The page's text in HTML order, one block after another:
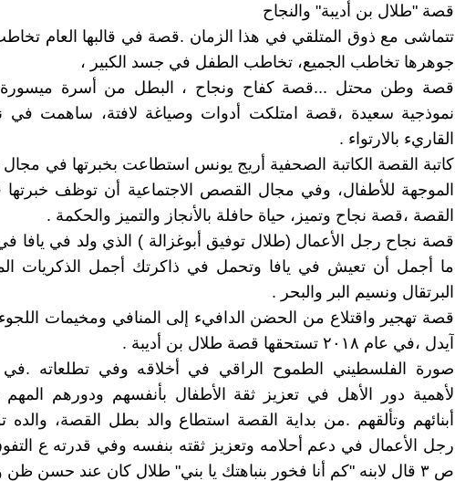
قصة "طلال بن أديبة" والنجاح
تتماشى مع ذوق المتلقي في هذا الزمان .قصة في قالبها العام
جوهرها تخاطب الجميع، تخاطب الطفل في جسد الكبير ،
قصة وطن محتل ...قصة كفاح ونجاح ، البطل من أسرة ميسورة
نموذجية سعيدة ،قصة امتلكت أدوات وصياغة لافتة، ساهمت في
القاريء بالارتواء .
كاتبة القصة الكاتبة الصحفية أريج يونس استطاعت بخبرتها في
الموجهة للأطفال، وفي مجال القصص الاجتماعية أن توظف
القصة ،قصة نجاح وتميز، حياة حافلة بالأنجاز والتميز والحكمة .
ما أجمل أن تعيش في يافا وتحمل في ذاكرتك أجمل الذكريات
البرتقال ونسيم البر والبحر .
قصة تهجير واقتلاع من الحضن الدافيء إلى المنافي ومخيمات
آيدل ،في عام ٢٠١٨ تستحقها قصة طلال بن أديبة .
صورة الفلسطيني الطموح الراقي في أخلاقه وفي تطلعاته .في
لأهمية دور الأهل في تعزيز ثقة الأطفال بأنفسهم ودورهم
أبنائهم وتألقهم .من بداية القصة استطاع والد بطل القصة، والده
رجل الأعمال في دعم أحلامه وتعزيز ثقته بنفسه وفي قدرته ع
ص ٣ قال لابنه "كم أنا فخور بنباهتك يا بني" طلال كان عند حسن ظن والده به .